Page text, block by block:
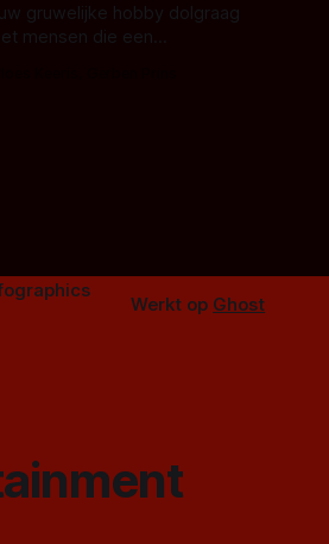
gruwelijke hobby dolgraag
mensen die een
Werkt op Ghost